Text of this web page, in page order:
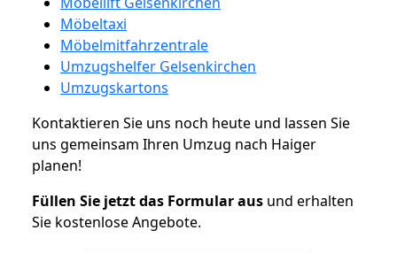
Möbeltaxi
Möbelmitfahrzentrale
Umzugshelfer Gelsenkirchen
Umzugskartons
Kontaktieren Sie uns noch heute und lassen Sie
uns gemeinsam Ihren Umzug nach Haiger
planen!
Füllen Sie jetzt das Formular aus und erhalten
Sie kostenlose Angebote.